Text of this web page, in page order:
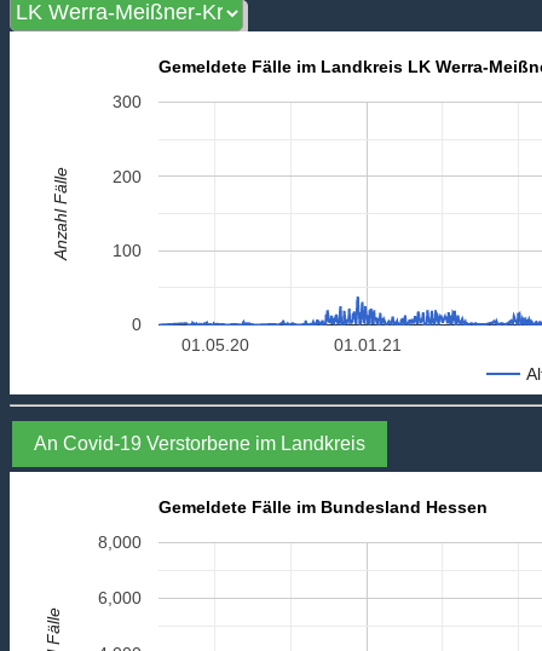
Gemeldete Fälle im Landkreis LK Werra-
01.01.21
01.05.20
0
100
200
300
Anzahl Fälle
An Covid-19 Verstorbene im Landkreis
Gemeldete Fälle im Bundesland Hessen
6,000
8,000